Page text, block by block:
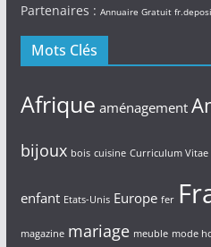
Partenaires : Annuaire Gratuit
Mots Clés
Afrique aménagement
bijoux bois cuisine Curriculum Vitae
enfant Etats-Unis Europe fer
magazine mariage meuble mode